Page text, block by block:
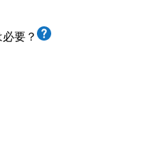
要？